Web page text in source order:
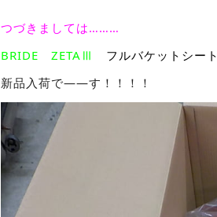
つづきましては………
BRIDE ZETAⅢ フルバケットシート
新品入荷で――す！！！！